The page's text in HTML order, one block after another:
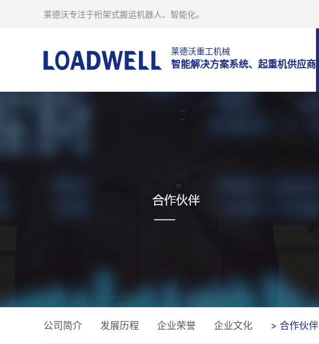
莱德沃专注于桁架式搬运机器人、智能化。
莱德沃重工机械
智能解决方案系统、起重机供应商
公司简介 发展历程 企业荣誉 企业文化 合作伙伴